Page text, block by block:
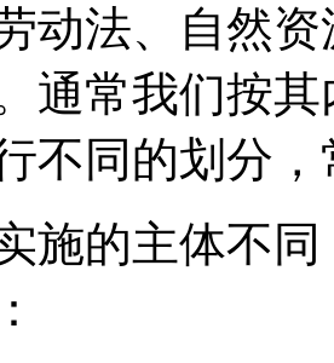
动法、自然
通常我们按
不同的划分
施的主体不